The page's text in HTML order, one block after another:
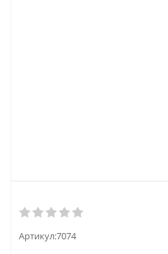
Артикул:7074